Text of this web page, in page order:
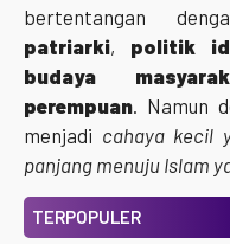
bertentangan
patriarki, politik
budaya
perempuan . Namun
menjadi cahaya kecil
panjang menuju Islam
TERPOPULER